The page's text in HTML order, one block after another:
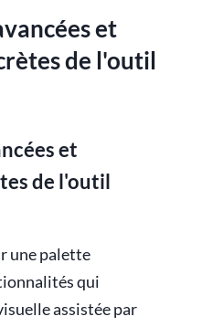
et
de l'outil
et
de l'outil
une palette
qui
assistée par